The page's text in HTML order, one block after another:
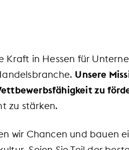
Kraft in Hessen für
Unsere
zu
zu stärken.
wir Chancen und bauen